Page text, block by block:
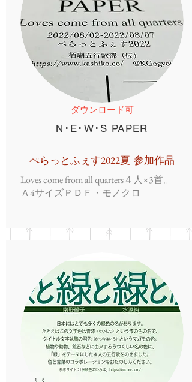
ダウンロード可
N･E･W･S PAPER
ぺらっとふぇす2022夏 参加作品
Loves come from all quarters４人×3首。
Ａ4サイズＰＤＦ・モノクロ